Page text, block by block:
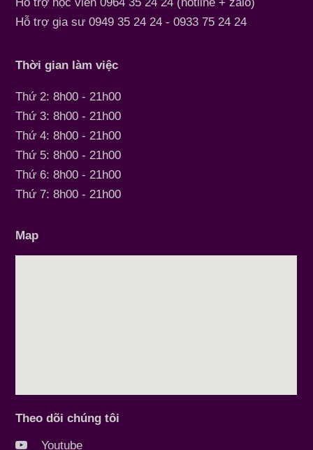
Hỗ trợ học viên 0964 35 24 24 (hotline + zalo)
Hỗ trợ gia sư 0949 35 24 24 - 0933 75 24 24
Thời gian làm việc
Thứ 2: 8h00 - 21h00
Thứ 3: 8h00 - 21h00
Thứ 4: 8h00 - 21h00
Thứ 5: 8h00 - 21h00
Thứ 6: 8h00 - 21h00
Thứ 7: 8h00 - 21h00
Map
Theo dõi chúng tôi
Youtube